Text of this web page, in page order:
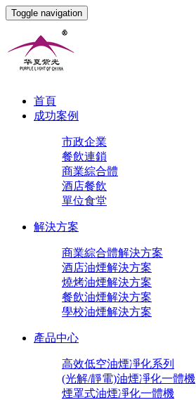
Toggle navigation
首頁
成功案例
市政企業
餐飲連鎖
商業綜合體
酒店餐飲
單位食堂
解決方案
商業綜合體解決方案
酒店油煙解決方案
燒烤油煙解決方案
餐飲油煙解決方案
學校油煙解決方案
產品中心
高效低空油煙凈化系列
(光解/靜電)油煙凈化一體機
煙罩式油煙凈化一體機